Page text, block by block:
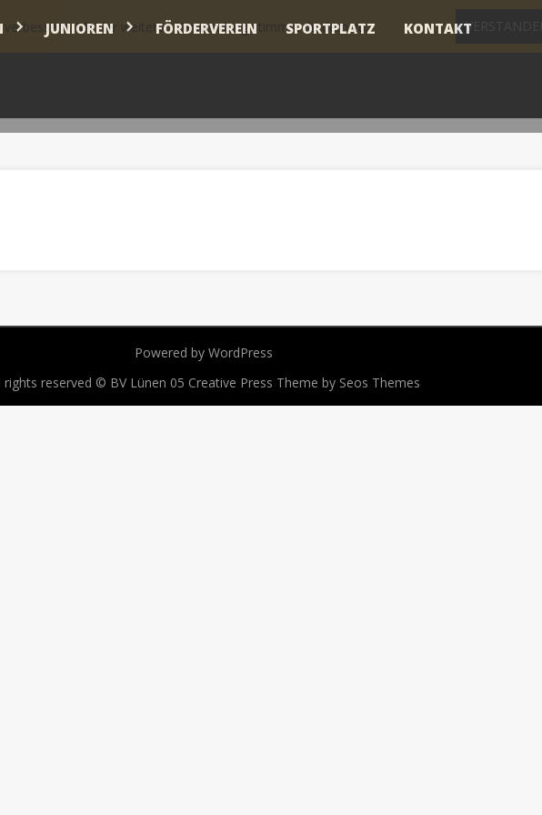
JUNIOREN FÖRDERVEREIN SPORTPLATZ KONTAKT
Powered by WordPress
rights reserved © BV Lünen 05 Creative Press Theme by Seos Themes
Mit der weiteren Verwendung stimmst du dem zu. VERSTANDEN